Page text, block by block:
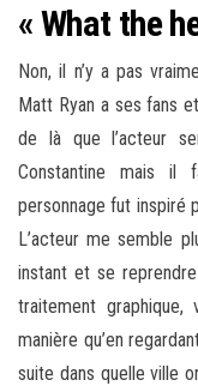
« What the
Non, il n’y a pas
Matt Ryan a ses fans
de là que l’acteur
Constantine mais il
personnage fut inspiré
L’acteur me semble
instant et se
traitement
manière qu’en
suite dans quelle ville